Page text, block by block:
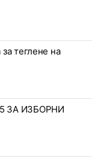
теглене на
ЗА ИЗБОРНИ